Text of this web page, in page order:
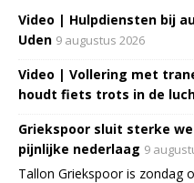
Video | Hulpdiensten bij
Uden 9 augustus 2026
Video | Vollering met
houdt fiets trots in de
Griekspoor sluit sterke
pijnlijke nederlaag 9
Tallon Griekspoor is zondag